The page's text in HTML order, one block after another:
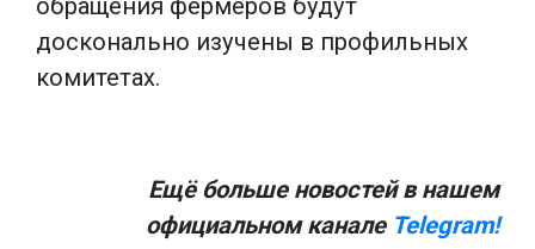
обращения фермеров будут
досконально изучены в профильных
комитетах.
Ещё больше новостей в нашем
официальном канале Telegram!